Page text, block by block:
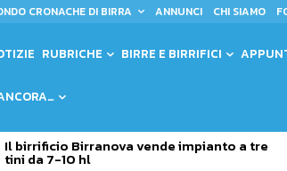
CRONACHE DI BIRRA ANNUNCI CHI SIAMO
RUBRICHE BIRRE E BIRRIFICI
Il birrificio Birranova vende impianto a tre
tini da 7-10 hl